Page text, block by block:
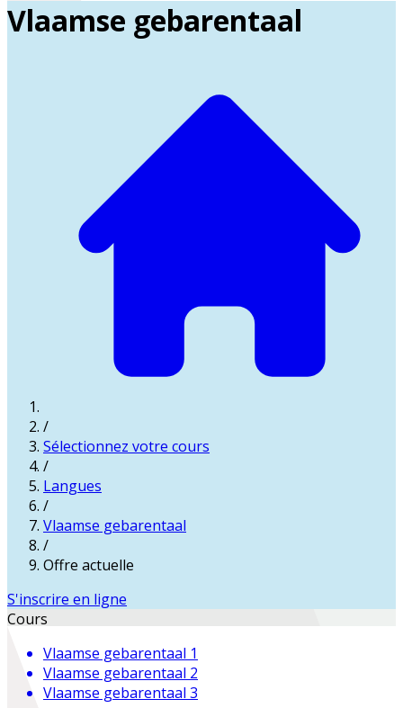
Vlaamse gebarentaal
/
Sélectionnez votre cours
/
Langues
/
Vlaamse gebarentaal
/
Offre actuelle
S'inscrire en ligne
Cours
Vlaamse gebarentaal 1
Vlaamse gebarentaal 2
Vlaamse gebarentaal 3